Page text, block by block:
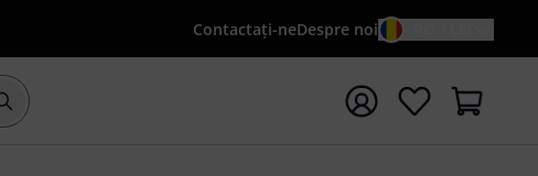
Contactaţi-neDespre noi
Începeți căutarea cu termenul de căutare {searchTerm}